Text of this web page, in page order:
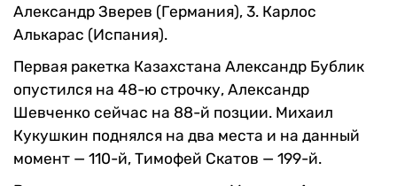
Александр Зверев (Германия), 3. Карлос
Алькарас (Испания).
Первая ракетка Казахстана Александр Бублик
опустился на 48-ю строчку, Александр
Шевченко сейчас на 88-й позции. Михаил
Кукушкин поднялся на два места и на данный
момент — 110-й, Тимофей Скатов — 199-й.